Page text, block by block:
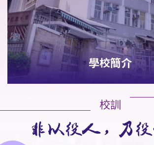
學校簡介
校訓